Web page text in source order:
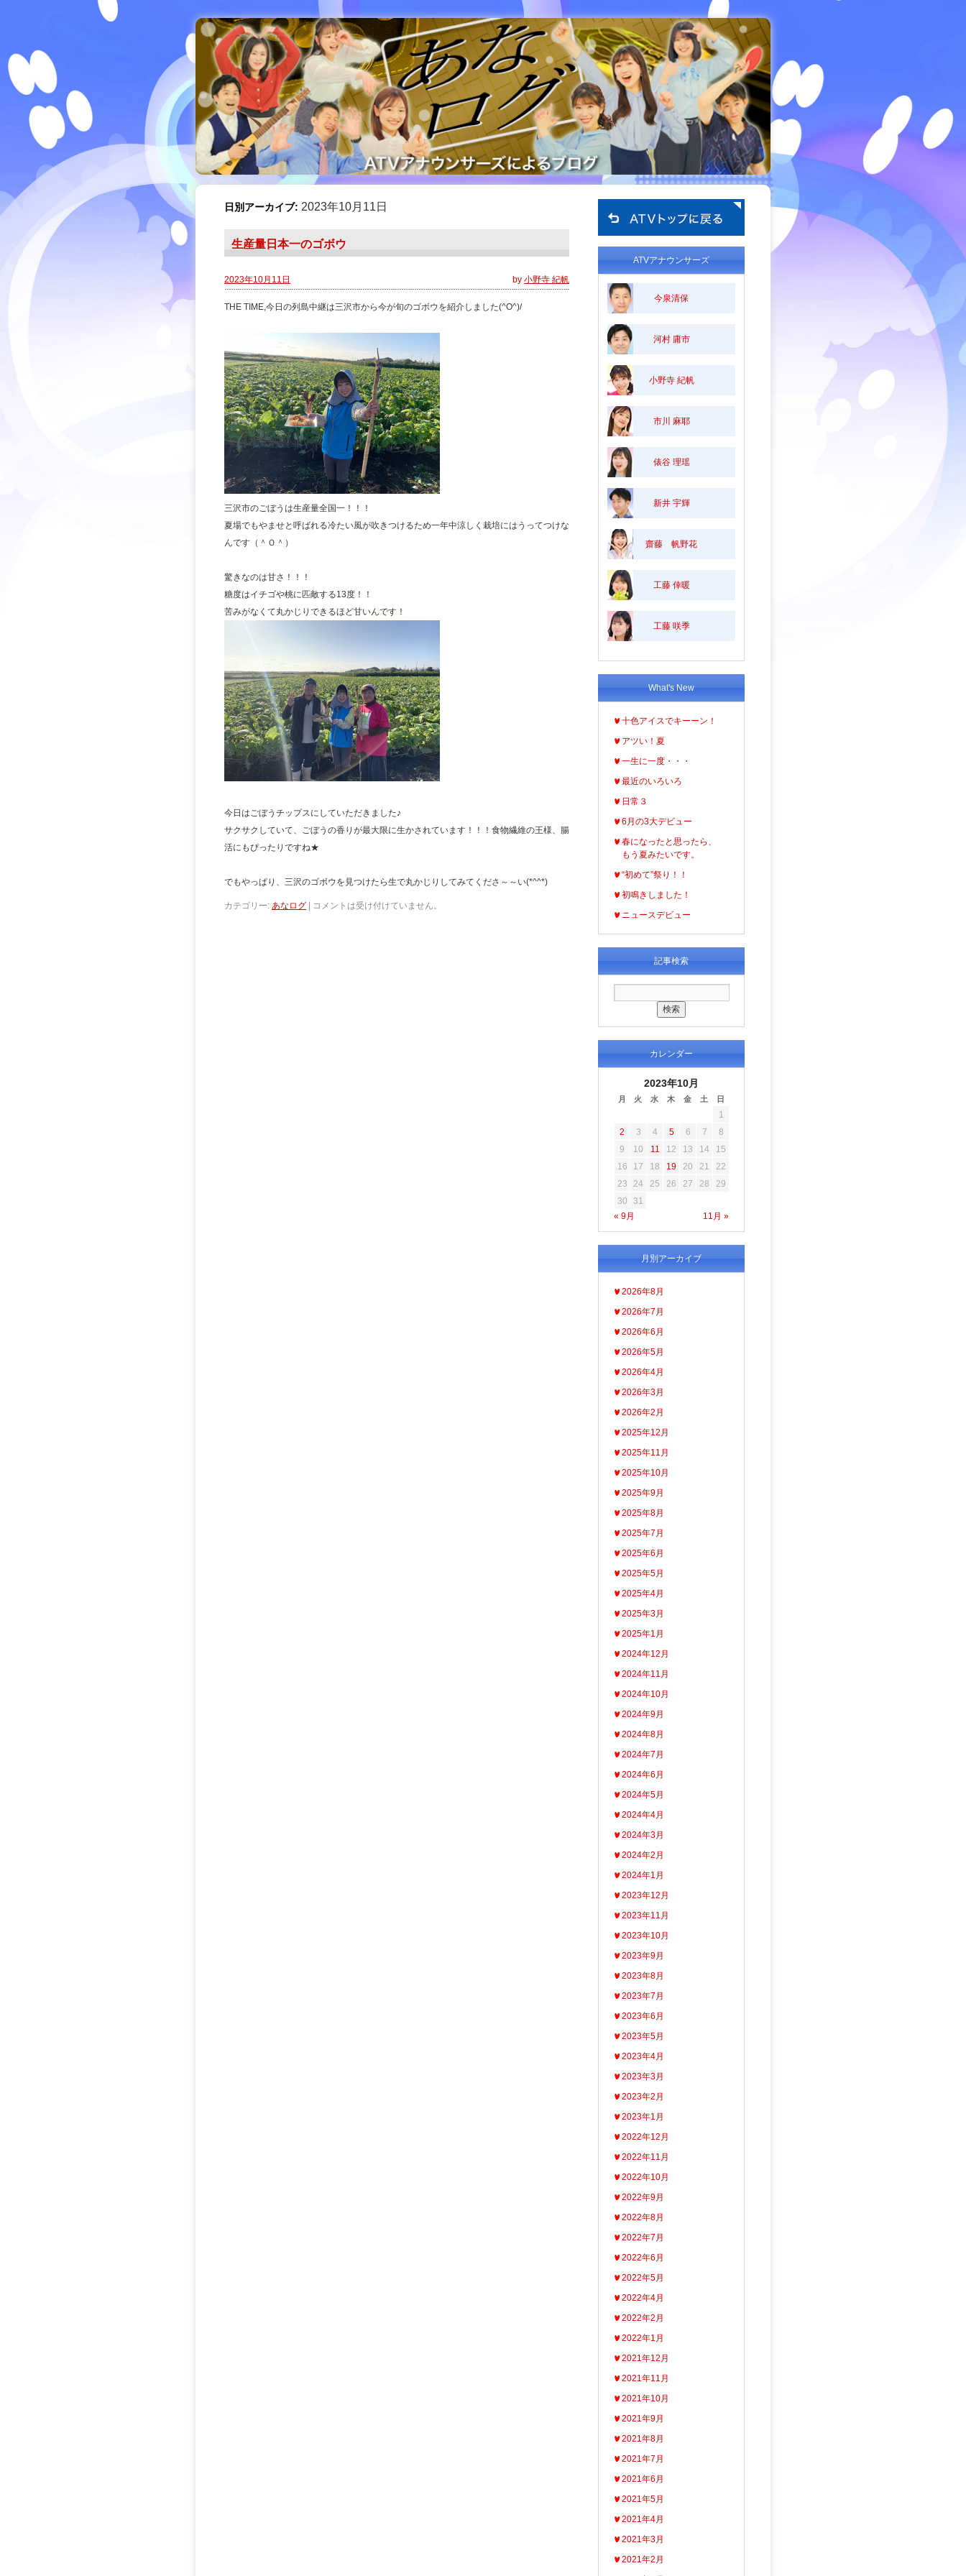
日別アーカイブ: 2023年10月11日
生産量日本一のゴボウ
2023年10月11日 by 小野寺 紀帆
THE TIME,今日の列島中継は三沢市から今が旬のゴボウを紹介しました(^O^)/
三沢市のごぼうは生産量全国一！！！
夏場でもやませと呼ばれる冷たい風が吹きつけるため一年中涼しく栽培にはうってつけな
んです（＾Ｏ＾）
驚きなのは甘さ！！！
糖度はイチゴや桃に匹敵する13度！！
苦みがなくて丸かじりできるほど甘いんです！
今日はごぼうチップスにしていただきました♪
サクサクしていて、ごぼうの香りが最大限に生かされています！！！食物繊維の王様、腸
活にもぴったりですね★
でもやっぱり、三沢のゴボウを見つけたら生で丸かじりしてみてくださ～～い(*^^*)
カテゴリー: あなログ コメントは受け付けていません。
ATVアナウンサーズ
今泉清保
河村 庸市
小野寺 紀帆
市川 麻耶
俵谷 理瑶
新井 宇輝
齋藤 帆野花
工藤 倖暖
工藤 咲季
What's New
十色アイスでキーーン！
アツい！夏
一生に一度・・・
最近のいろいろ
日常３
6月の3大デビュー
春になったと思ったら、
もう夏みたいです。
“初めて”祭り！！
初鳴きしました！
ニュースデビュー
記事検索
カレンダー
2023年10月
月 火 水 木 金 土 日
« 9月 11月 »
1
2
3 4 5 6 7
8
9
10 11 12 13 14
15
16
17 18 19 20 21
22
23
24 25 26 27 28
29
30
31
月別アーカイブ
2026年8月
2026年7月
2026年6月
2026年5月
2026年4月
2026年3月
2026年2月
2025年12月
2025年11月
2025年10月
2025年9月
2025年8月
2025年7月
2025年6月
2025年5月
2025年4月
2025年3月
2025年1月
2024年12月
2024年11月
2024年10月
2024年9月
2024年8月
2024年7月
2024年6月
2024年5月
2024年4月
2024年3月
2024年2月
2024年1月
2023年12月
2023年11月
2023年10月
2023年9月
2023年8月
2023年7月
2023年6月
2023年5月
2023年4月
2023年3月
2023年2月
2023年1月
2022年12月
2022年11月
2022年10月
2022年9月
2022年8月
2022年7月
2022年6月
2022年5月
2022年4月
2022年2月
2022年1月
2021年12月
2021年11月
2021年10月
2021年9月
2021年8月
2021年7月
2021年6月
2021年5月
2021年4月
2021年3月
2021年2月